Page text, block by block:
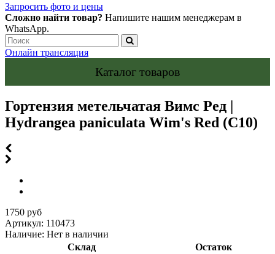
Запросить фото и цены
Сложно найти товар? Напишите нашим менеджерам в
WhatsApp.
Онлайн трансляция
Каталог товаров
Гортензия метельчатая Вимс Ред |
Hydrangea paniculata Wim's Red (С10)
1750 руб
Артикул: 110473
Наличие: Нет в наличии
Склад
Остаток